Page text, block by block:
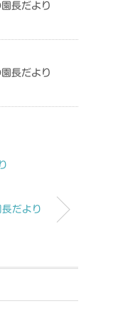
長だより
長だより
だより